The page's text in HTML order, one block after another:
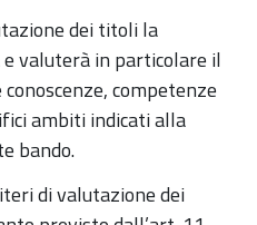
dei titoli la
valuterà in particolare il
competenze
ambiti indicati alla
bando.
di valutazione dei